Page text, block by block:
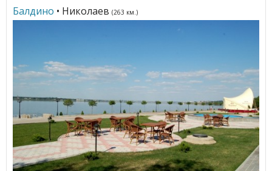
Балдино • Николаев (263 км.)